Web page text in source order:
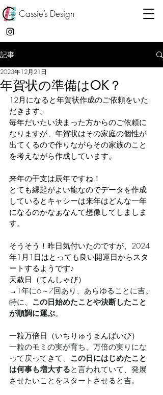
Cassie’s Design
記事
年賀状の準備はOK？
2023年12月21日
12月になると年賀状作成のご依頼をいた
だきます。
毎年だいたい決まった方からのご依頼に
なりますが、年賀状はその家庭の個性が
出てくるので作りながらその家族のこと
を考えながら作成しています。
来年の干支は辰年ですね！
とても縁起がよい龍なのでデータを作成
しているとキャシーは来年はどんな一年
になるのかなぁなんて想像してしましま
す。
そうそう！昨日気付いたのですが、2024
年1月1日はとっても良い開運日からスタ
ートするようです♪
天赦日（てんしゃび）
→ 1年に6～7回あり、あらゆることに吉。
特に、 この日始めたことや決断したこと
が順調に運ぶ。
一粒万倍日（いちりゅうまんばいび）
一粒のモミの実が育ち、万倍の実りにな
って戻ってきて、 この日にはじめたこと
は何事も増大すると言われていて、発展
させたいことをスタートさせると吉。